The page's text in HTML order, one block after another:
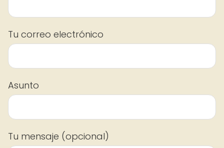
Tu correo electrónico
Asunto
Tu mensaje (opcional)